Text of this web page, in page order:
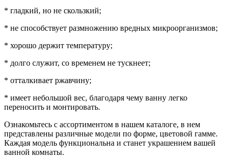
* гладкий, но не скользкий;
* не способствует размножению вредных микроорганизмов;
* хорошо держит температуру;
* долго служит, со временем не тускнеет;
* отталкивает ржавчину;
* имеет небольшой вес, благодаря чему ванну легко
переносить и монтировать.
Ознакомьтесь с ассортиментом в нашем каталоге, в нем
представлены различные модели по форме, цветовой гамме.
Каждая модель функциональна и станет украшением вашей
ванной комнаты.